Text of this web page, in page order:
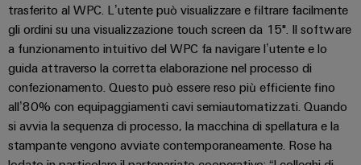
Oil
&
Gas
Garantire
la
sicurezza
di
funzionamento
con
Infrastruttura
del
quadro
elettrico
Servizio
trasferito al WPC. L’utente può visualizzare e filtrare facilmente
gli ordini su una visualizzazione touch screen da 15". Il software
a funzionamento intuitivo del WPC fa navigare l’utente e lo
guida attraverso la corretta elaborazione nel processo di
confezionamento. Questo può essere reso più efficiente fino
all’80% con equipaggiamenti cavi semiautomatizzati. Quando
si avvia la sequenza di processo, la macchina di spellatura e la
stampante vengono avviate contemporaneamente. Rose ha